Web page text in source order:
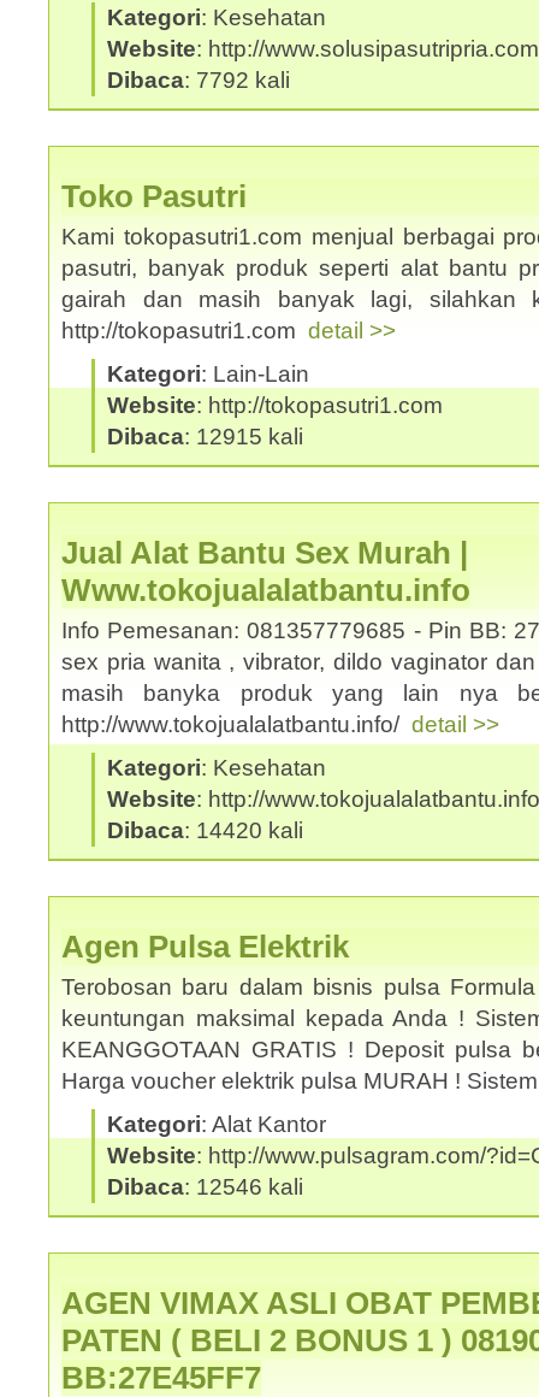
Kategori: Kesehatan
Website: http://www.solusipasutripria.com
Dibaca: 7792 kali
Toko Pasutri
Kami tokopasutri1.com menjual berbagai
pasutri, banyak produk seperti alat bantu
gairah dan masih banyak lagi, silahkan
http://tokopasutri1.com detail >>
Kategori: Lain-Lain
Website: http://tokopasutri1.com
Dibaca: 12915 kali
Jual Alat Bantu Sex Murah |
Www.tokojualalatbantu.info
Info Pemesanan: 081357779685 - Pin BB:
sex pria wanita , vibrator, dildo vaginator
masih banyka produk yang lain nya
http://www.tokojualalatbantu.info/ detail >>
Kategori: Kesehatan
Website: http://www.tokojualalatbantu.info
Dibaca: 14420 kali
Agen Pulsa Elektrik
Terobosan baru dalam bisnis pulsa
keuntungan maksimal kepada Anda !
KEANGGOTAAN GRATIS ! Deposit pulsa
Harga voucher elektrik pulsa MURAH !
Kategori: Alat Kantor
Website: http://www.pulsagram.com/
Dibaca: 12546 kali
AGEN VIMAX ASLI OBAT
PATEN ( BELI 2 BONUS 1 )
BB:27E45FF7